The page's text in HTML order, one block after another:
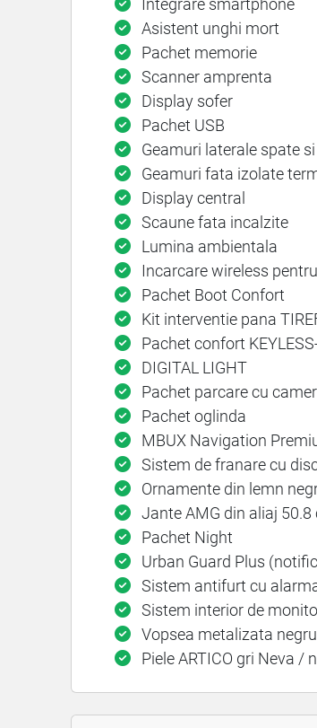
Asistent unghi mort
Pachet memorie
Scanner amprenta
Display sofer
Pachet USB
Geamuri laterale spate
Geamuri fata izolate
Display central
Scaune fata incalzite
Lumina ambientala
Incarcare wireless
Pachet Boot Confort
Kit interventie pana
Pachet confort
DIGITAL LIGHT
Pachet parcare cu
Pachet oglinda
MBUX Navigation
Sistem de franare cu
Ornamente din lemn
Jante AMG din aliaj
Pachet Night
Urban Guard Plus
Sistem antifurt cu
Sistem interior de
Vopsea metalizata
Piele ARTICO gri Neva /